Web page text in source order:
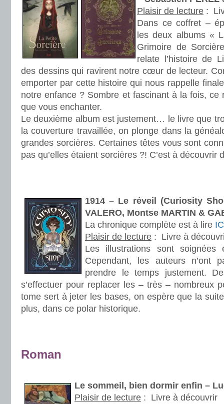
Plaisir de lecture :
Dans ce coffret –
les deux albums «
Grimoire de
relate l’histoire de
des dessins qui ravirent notre cœur de lecteur.
emporter par cette histoire qui nous rappelle
notre enfance ? Sombre et fascinant à la fois, ce
que vous enchanter.
Le deuxième album est justement… le livre que
la couverture travaillée, on plonge dans la
grandes sorcières. Certaines têtes vous sont
pas qu’elles étaient sorcières ?! C’est à découvrir
1914 – Le réveil (Curiosity
VALERO, Montse MARTIN &
La chronique complète est à lire
Plaisir de lecture : Livre à
Les illustrations sont soignées
Cependant, les auteurs
prendre le temps justement.
s’effectuer pour replacer les – très – nombreux
tome sert à jeter les bases, on espère que la
plus, dans ce polar historique.
Roman
Le sommeil, bien dormir enfin –
Plaisir de lecture : Livre à découvrir